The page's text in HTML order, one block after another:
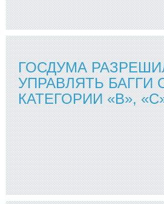
ГОСДУМА
УПРАВЛЯТЬ БАГГИ
КАТЕГОРИИ «B»,